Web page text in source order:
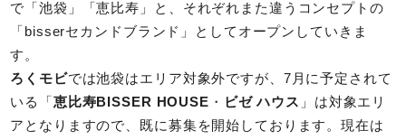
で「池袋」「恵比寿」と、それぞれまた違うコンセプトの
「bisserセカンドブランド」としてオープンしていきま
す。
ろくモビでは池袋はエリア対象外ですが、7月に予定されて
いる「 恵比寿BISSER HOUSE ・ ビゼ ハウス 」は対象エリ
アとなりますので、既に募集を開始しております。現在は